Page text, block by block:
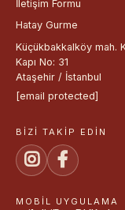
İletişim Formu
Hatay Gurme
Küçükbakkalköy mah.
Kapı No: 31
Ataşehir / İstanbul
[email protected]
BIZI TAKIP EDIN
MOBIL UYGULAMA